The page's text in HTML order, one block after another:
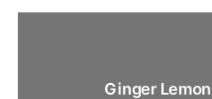
Ginger